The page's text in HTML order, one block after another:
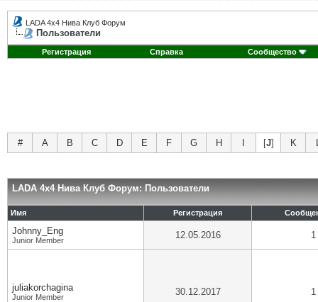
LADA 4x4 Нива Клуб Форум
Пользователи
Регистрация Справка Сообщество
# A B C D E F G H [J] K
LADA 4x4 Нива Клуб Форум: Пользователи
Имя Регистрация
Johnny_Eng
Junior Member 12.05.2016 1
juliakorchagina
Junior Member 30.12.2017 1